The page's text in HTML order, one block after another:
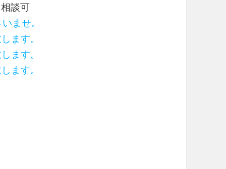
談可
ませ。
ます。
ます。
ます。